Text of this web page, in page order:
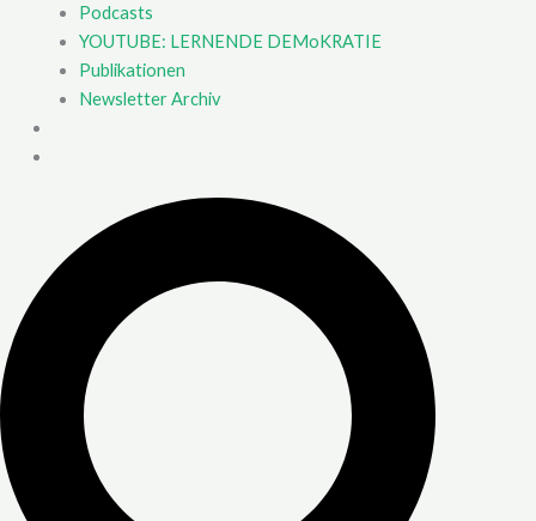
Podcasts
YOUTUBE: LERNENDE DEMoKRATIE
Publikationen
Newsletter Archiv